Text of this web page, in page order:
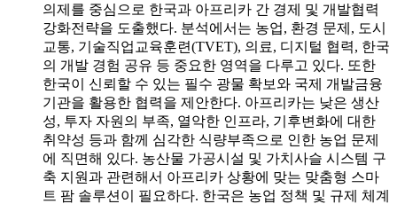
의제를 중심으로 한국과 아프리카 간 경제 및 개발협력
강화전략을 도출했다. 분석에서는 농업, 환경 문제, 도시
교통, 기술직업교육훈련(TVET), 의료, 디지털 협력, 한국
의 개발 경험 공유 등 중요한 영역을 다루고 있다. 또한
한국이 신뢰할 수 있는 필수 광물 확보와 국제 개발금융
기관을 활용한 협력을 제안한다. 아프리카는 낮은 생산
성, 투자 자원의 부족, 열악한 인프라, 기후변화에 대한
취약성 등과 함께 심각한 식량부족으로 인한 농업 문제
에 직면해 있다. 농산물 가공시설 및 가치사슬 시스템 구
축 지원과 관련해서 아프리카 상황에 맞는 맞춤형 스마
트 팜 솔루션이 필요하다. 한국은 농업 정책 및 규제 체계